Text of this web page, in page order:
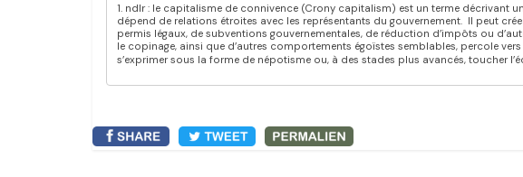
ndlr : le capitalisme de connivence (Crony capitalism) est un terme décrivant
dépend de relations étroites avec les représentants du gouvernement. Il peut
permis légaux, de subventions gouvernementales, de réduction d’impôts ou
le copinage, ainsi que d’autres comportements égoïstes semblables, percole
s’exprimer sous la forme de népotisme ou, à des stades plus avancés, toucher